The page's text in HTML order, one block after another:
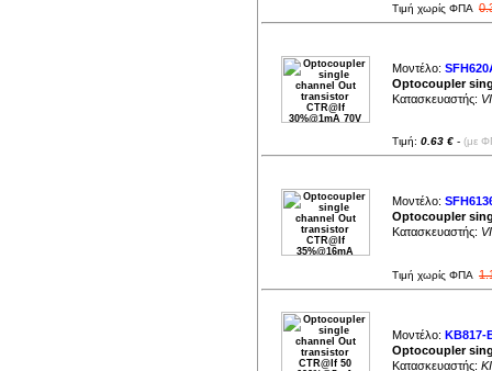
Τιμή χωρίς ΦΠΑ
Μοντέλο:
Optocoupler
Κατασκευαστής:
Τιμή: 0.63 € - (με
Μοντέλο:
Optocoupler
Κατασκευαστής:
Τιμή χωρίς ΦΠΑ
Μοντέλο: KB817-
Optocoupler
Κατασκευαστής: